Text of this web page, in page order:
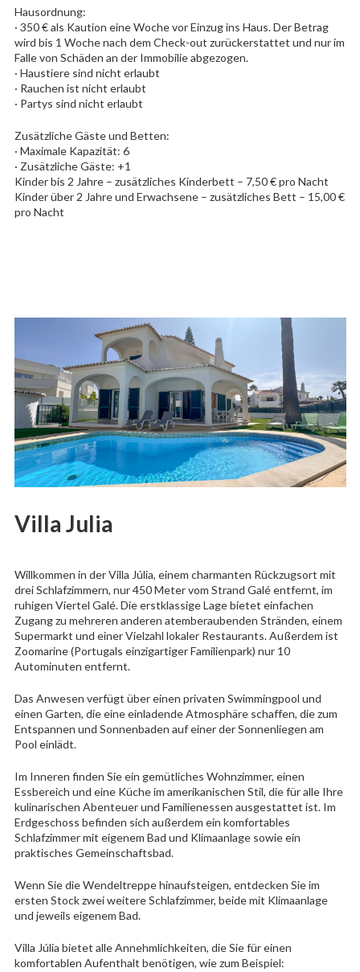
Hausordnung:
· 350 € als Kaution eine Woche vor Einzug ins Haus. Der Betrag
wird bis 1 Woche nach dem Check-out zurückerstattet und nur im
Falle von Schäden an der Immobilie abgezogen.
· Haustiere sind nicht erlaubt
· Rauchen ist nicht erlaubt
· Partys sind nicht erlaubt
Zusätzliche Gäste und Betten:
· Maximale Kapazität: 6
· Zusätzliche Gäste: +1
Kinder bis 2 Jahre – zusätzliches Kinderbett – 7,50 € pro Nacht
Kinder über 2 Jahre und Erwachsene – zusätzliches Bett – 15,00 €
pro Nacht
Villa Julia
Willkommen in der Villa Júlia, einem charmanten Rückzugsort mit
drei Schlafzimmern, nur 450 Meter vom Strand Galé entfernt, im
ruhigen Viertel Galé. Die erstklassige Lage bietet einfachen
Zugang zu mehreren anderen atemberaubenden Stränden, einem
Supermarkt und einer Vielzahl lokaler Restaurants. Außerdem ist
Zoomarine (Portugals einzigartiger Familienpark) nur 10
Autominuten entfernt.
Das Anwesen verfügt über einen privaten Swimmingpool und
einen Garten, die eine einladende Atmosphäre schaffen, die zum
Entspannen und Sonnenbaden auf einer der Sonnenliegen am
Pool einlädt.
Im Inneren finden Sie ein gemütliches Wohnzimmer, einen
Essbereich und eine Küche im amerikanischen Stil, die für alle Ihre
kulinarischen Abenteuer und Familienessen ausgestattet ist. Im
Erdgeschoss befinden sich außerdem ein komfortables
Schlafzimmer mit eigenem Bad und Klimaanlage sowie ein
praktisches Gemeinschaftsbad.
Wenn Sie die Wendeltreppe hinaufsteigen, entdecken Sie im
ersten Stock zwei weitere Schlafzimmer, beide mit Klimaanlage
und jeweils eigenem Bad.
Villa Júlia bietet alle Annehmlichkeiten, die Sie für einen
komfortablen Aufenthalt benötigen, wie zum Beispiel: